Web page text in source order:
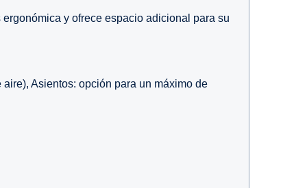
y ofrece espacio adicional para su
Asientos: opción para un máximo de